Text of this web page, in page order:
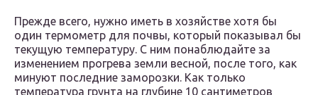
Прежде всего, нужно иметь в хозяйстве хотя бы
один термометр для почвы, который показывал бы
текущую температуру. С ним понаблюдайте за
изменением прогрева земли весной, после того, как
минуют последние заморозки. Как только
температура грунта на глубине 10 сантиметров